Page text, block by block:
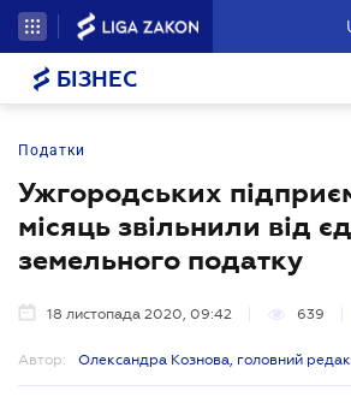
БІЗНЕС
Податки
Ужгородських
місяць звільнили від
земельного податку
18 листопада 2020, 09:42 639
Автор: Олександра Кознова, головний